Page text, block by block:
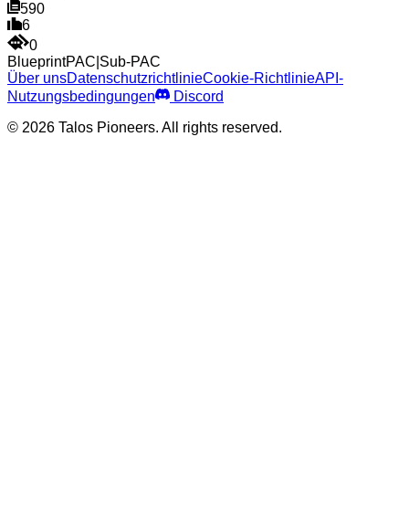
590
6
0
BlueprintPAC Sub-PAC
Über unsDatenschutzrichtlinieCookie-RichtlinieAPI-
Nutzungsbedingungen
Discord
© 2026 Talos Pioneers. All rights reserved.